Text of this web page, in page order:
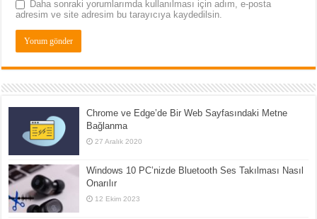
Daha sonraki yorumlarımda kullanılması için adım, e-posta
adresim ve site adresim bu tarayıcıya kaydedilsin.
Chrome ve Edge’de Bir Web Sayfasındaki Metne
Bağlanma
27 Aralık 2020
Windows 10 PC’nizde Bluetooth Ses Takılması Nasıl
Onarılır
12 Ekim 2023